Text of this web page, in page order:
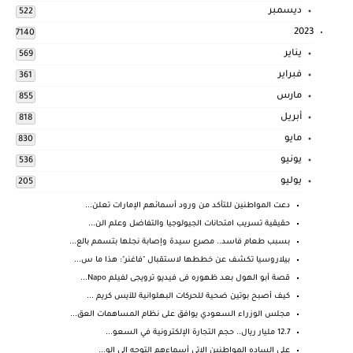
ديسمبر 522
2023
7140
يناير 569
فبراير 361
مارس 855
أبريل 818
مايو 830
يونيو 536
يوليو 205
دعت المواطنين للتأكد من ورود أسمائهم الإمارات تعلن...
حقيقية تسريب امتحانات الجيولوجيا والتفاضل وعلم الن...
بسبب طعام فاسد.. مصرع سيدة وإصابة نجلها بتسمم بالع...
بيلاروسيا تكشف عن خططها لاستقبال "فاغنر": هذا ما س...
قصة أبو الهول بعد ظهوره فى فيديو ترويجى لفيلم Napo...
كيف أصبح بوتين ضحية للحركات البهلوانية للآيس كريم ...
مجلس الوزراء السعودي يوافق على نظام المساهمات العق...
12.7 مليار ريال.. حجم التجارة الإلكترونية في السعو...